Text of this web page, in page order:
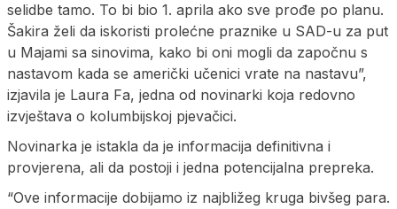
selidbe tamo. To bi bio 1. aprila ako sve prođe po planu.
Šakira želi da iskoristi prolećne praznike u SAD-u za put
u Majami sa sinovima, kako bi oni mogli da započnu s
nastavom kada se američki učenici vrate na nastavu”,
izjavila je Laura Fa, jedna od novinarki koja redovno
izvještava o kolumbijskoj pjevačici.
Novinarka je istakla da je informacija definitivna i
provjerena, ali da postoji i jedna potencijalna prepreka.
“Ove informacije dobijamo iz najbližeg kruga bivšeg para.